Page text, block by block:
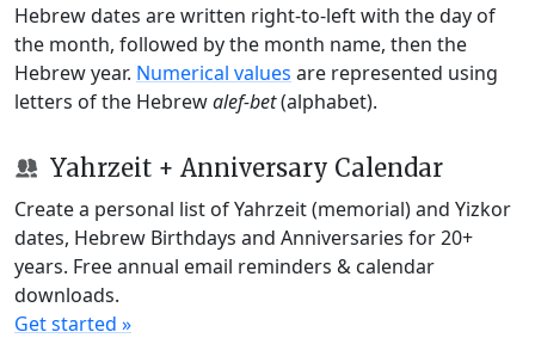
Hebrew dates are written right-to-left with the day of
the month, followed by the month name, then the
Hebrew year. Numerical values are represented using
letters of the Hebrewalef-bet(alphabet).
Yahrzeit + Anniversary Calendar
Create a personal list of Yahrzeit (memorial) and Yizkor
dates, Hebrew Birthdays and Anniversaries for 20+
years. Free annual email reminders & calendar
downloads.
Get started »